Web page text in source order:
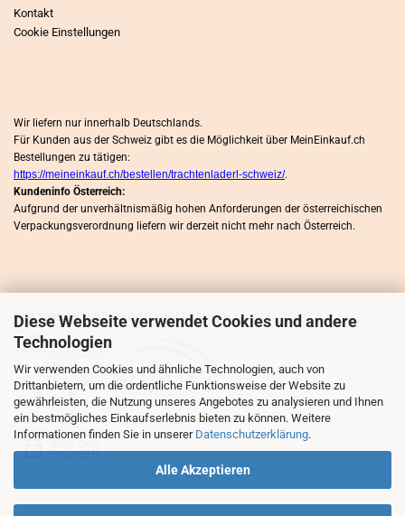
Diese Webseite verwendet Cookies und andere
Technologien
Wir verwenden Cookies und ähnliche Technologien, auch von
Drittanbietern, um die ordentliche Funktionsweise der Website zu
gewährleisten, die Nutzung unseres Angebotes zu analysieren und Ihnen
ein bestmögliches Einkaufserlebnis bieten zu können. Weitere
Informationen finden Sie in unserer Datenschutzerklärung.
Alle Akzeptieren
Kontakt
Cookie Einstellungen
Wir liefern nur innerhalb Deutschlands.
Für Kunden aus der Schweiz gibt es die Möglichkeit über MeinEinkauf.ch
Bestellungen zu tätigen:
https://meineinkauf.ch/bestellen/trachtenladerl-schweiz/.
Kundeninfo Österreich:
Aufgrund der unverhältnismäßig hohen Anforderungen der österreichischen
Verpackungsverordnung liefern wir derzeit nicht mehr nach Österreich.
WIR SIND MITLGLIED IM HÄNDLERBUND